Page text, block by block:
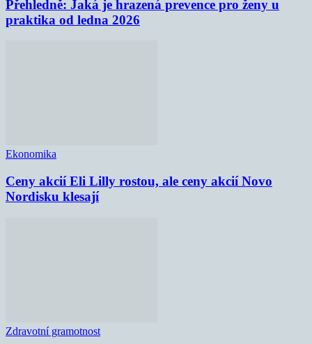
Přehledně: Jaká je hrazená prevence pro ženy u
praktika od ledna 2026
Ekonomika
Ceny akcií Eli Lilly rostou, ale ceny akcií Novo
Nordisku klesají
Zdravotní gramotnost